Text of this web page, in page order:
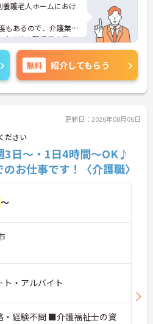
護老人ホームにおけ
もあるので、介護業界
すすめの職場です◎
りが評価されやすい
アップにもつながり
トをお伝えしますの
ださい！
無料 紹介してもらう
更新日：2026年08月06日
ださい
3日～・1日4時間～OK♪
お仕事です！〈介護職〉
～
ト・アルバイト
経験不問 ■介護福祉士の資